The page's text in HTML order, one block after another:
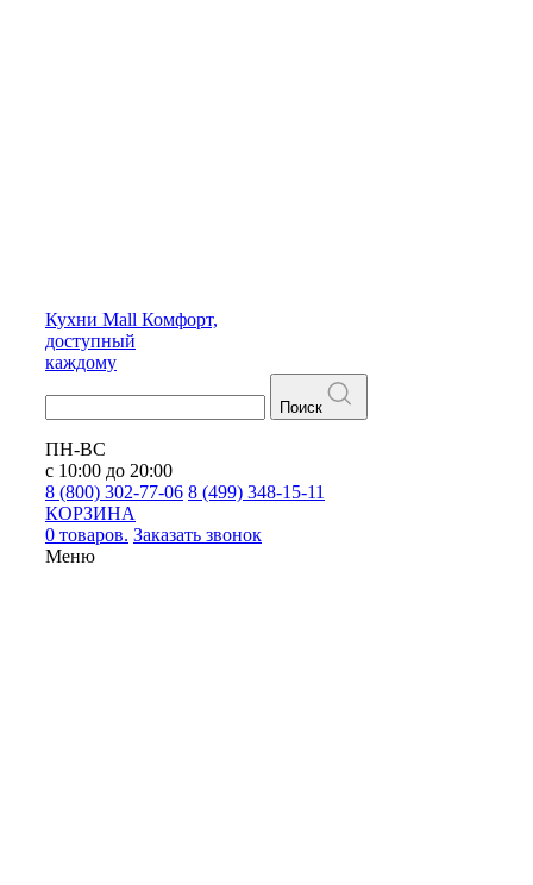
Кухни Mall Комфорт,
доступный
каждому
Поиск
ПН-ВС
с 10:00 до 20:00
8 (800) 302-77-06 8 (499) 348-15-11
КОРЗИНА
0 товаров. Заказать звонок
Меню